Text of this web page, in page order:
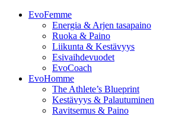
EvoFemme
Energia & Arjen tasapaino
Ruoka & Paino
Liikunta & Kestävyys
Esivaihdevuodet
EvoCoach
EvoHomme
The Athlete’s Blueprint
Kestävyys & Palautuminen
Ravitsemus & Paino